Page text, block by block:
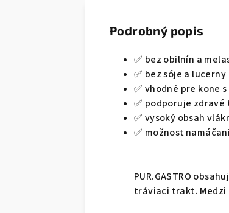
Podrobný popis
✅ bez obilnín a
✅ bez sóje a lucerny
✅ vhodné pre kone
✅ podporuje zdravé
✅ vysoký obsah
✅ možnosť
PUR.GASTRO
tráviaci trakt.